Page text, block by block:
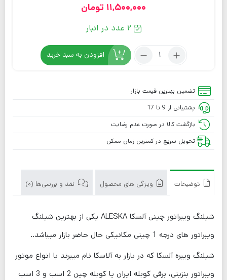
11,500,000 تومان
2 عدد در انبار
افزودن به سبد خرید
تضمین بهترین قیمت بازار
پشتیبانی از 9 تا 17
بازگشت کالا در صورت عدم رضایت
تحویل سریع در کمترین زمان ممکن
توضیحات ویژگی های محصول نقد و بررسی‌ها (0)
شیلنگ ویبراتور چینی آلسکا ALESKA یکی از بهترین شیلنگ
ویبراتور های درجه 1 چینی مکانیکی حال حاضر بازار میباشد..
شیلنگ ویبره آلسکا که در بازار به آلاسکا نام میبرند با انواع موتور
ویبراتور بنزینی، برقی کوبله ایران یا کوبله چین 2 اسب و 3 اسب